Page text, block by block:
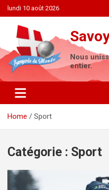
Skip
to
content
lundi 10 août 2026
Nous
entier.
Home Sport
Catégorie : Sport